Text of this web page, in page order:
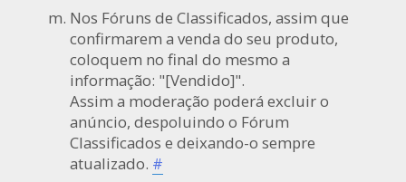
Nos Fóruns de Classificados, assim que
confirmarem a venda do seu produto,
coloquem no final do mesmo a
informação: "[Vendido]".
Assim a moderação poderá excluir o
anúncio, despoluindo o Fórum
Classificados e deixando-o sempre
atualizado. #